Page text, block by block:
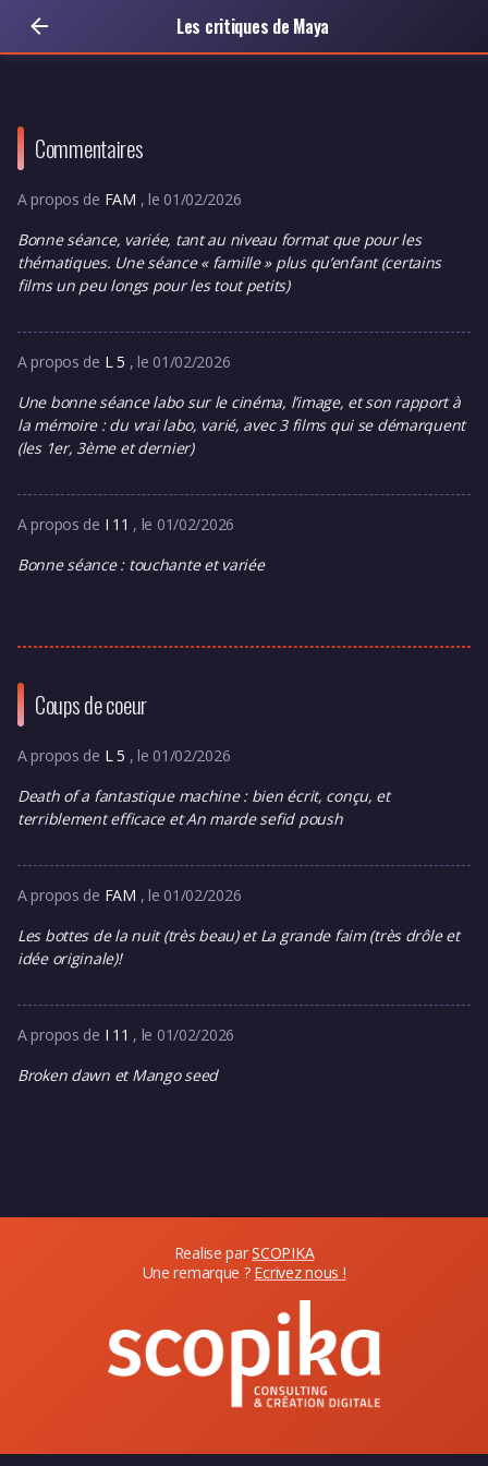
Les critiques de Maya
Commentaires
A propos de FAM , le 01/02/2026
Bonne séance, variée, tant au niveau format que pour les
thématiques. Une séance « famille » plus qu’enfant (certains
films un peu longs pour les tout petits)
A propos de L 5 , le 01/02/2026
Une bonne séance labo sur le cinéma, l’image, et son rapport à
la mémoire : du vrai labo, varié, avec 3 films qui se démarquent
(les 1er, 3ème et dernier)
A propos de I 11 , le 01/02/2026
Bonne séance : touchante et variée
Coups de coeur
A propos de L 5 , le 01/02/2026
Death of a fantastique machine : bien écrit, conçu, et
terriblement efficace et An marde sefid poush
A propos de FAM , le 01/02/2026
Les bottes de la nuit (très beau) et La grande faim (très drôle et
idée originale)!
A propos de I 11 , le 01/02/2026
Broken dawn et Mango seed
Realise parSCOPIKA
Une remarque ? Ecrivez nous !